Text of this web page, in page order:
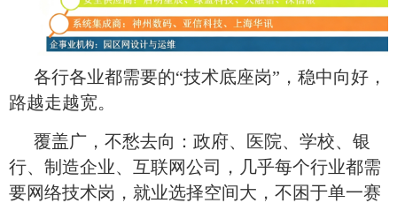
各行各业都需要的“技术底座岗”，稳中向好，
路越走越宽。
覆盖广，不愁去向：政府、医院、学校、银
行、制造企业、互联网公司，几乎每个行业都需
要网络技术岗，就业选择空间大，不困于单一赛